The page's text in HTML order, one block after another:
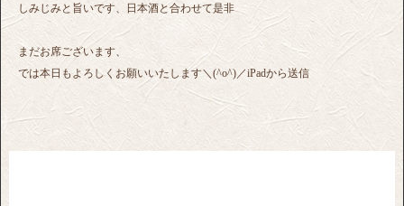
しみじみと旨いです、日本酒と合わせて是非
まだお席ございます、
では本日もよろしくお願いいたします＼(^o^)／iPadから送信